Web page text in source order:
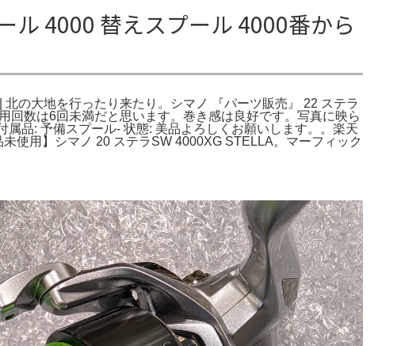
ル 4000 替えスプール 4000番から
の大地を行ったり来たり。シマノ 『パーツ販売』 22 ステラ
数は6回未満だと思います。巻き感は良好です。写真に映ら
品: 予備スプール- 状態: 美品よろしくお願いします。。楽天
使用】シマノ 20 ステラSW 4000XG STELLA。マーフィック